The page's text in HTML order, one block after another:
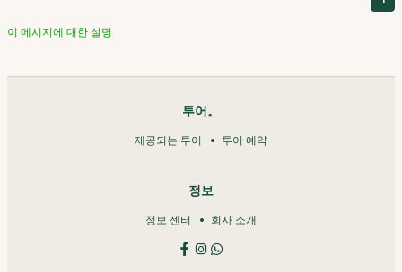
이 메시지에 대한 설명
투어。
제공되는 투어 투어 예약
정보
정보 센터 회사 소개